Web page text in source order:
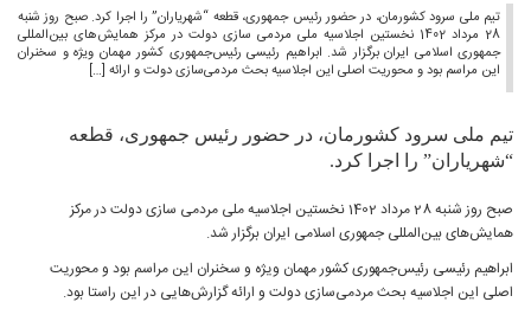
تیم ملی سرود کشورمان، در حضور رئیس جمهوری، قطعه‌ “شهریاران” را اجرا کرد. صبح روز شنبه
28 مرداد 1402 نخستین اجلاسیه‌ ملی مردمی سازی دولت در مرکز همایش‌های بین‌المللی
جمهوری اسلامی ایران برگزار شد. ابراهیم رئیسی رئیس‌جمهوری کشور مهمان ویژه و سخنران
این مراسم بود و محوریت اصلی این اجلاسیه بحث مردمی‌سازی دولت و ارائه […]
تیم ملی سرود کشورمان، در حضور رئیس جمهوری، قطعه‌
“شهریاران” را اجرا کرد.
صبح روز شنبه 28 مرداد 1402 نخستین اجلاسیه‌ ملی مردمی سازی دولت در مرکز
همایش‌های بین‌المللی جمهوری اسلامی ایران برگزار شد.
ابراهیم رئیسی رئیس‌جمهوری کشور مهمان ویژه و سخنران این مراسم بود و محوریت
اصلی این اجلاسیه بحث مردمی‌سازی دولت و ارائه گزارش‌هایی در این راستا بود.